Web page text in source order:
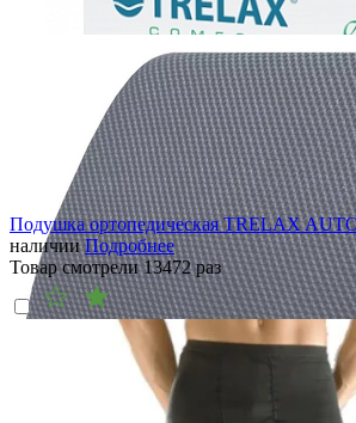
Подушка ортопедическая TRELAX
наличии Подробнее
Товар смотрели13472раз